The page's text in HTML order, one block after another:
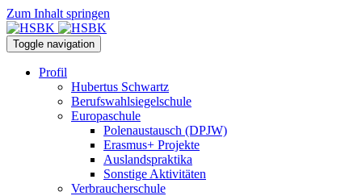
Zum Inhalt springen
Toggle navigation
Profil
Hubertus Schwartz
Berufswahlsiegelschule
Europaschule
Polenaustausch (DPJW)
Erasmus+ Projekte
Auslandspraktika
Sonstige Aktivitäten
Verbraucherschule